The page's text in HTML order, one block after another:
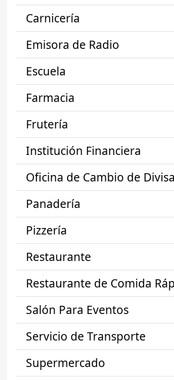
Carnicería
Emisora de Radio
Escuela
Farmacia
Frutería
Institución Financiera
Oficina de Cambio de
Panadería
Pizzería
Restaurante
Restaurante de Comida
Salón Para Eventos
Servicio de Transporte
Supermercado